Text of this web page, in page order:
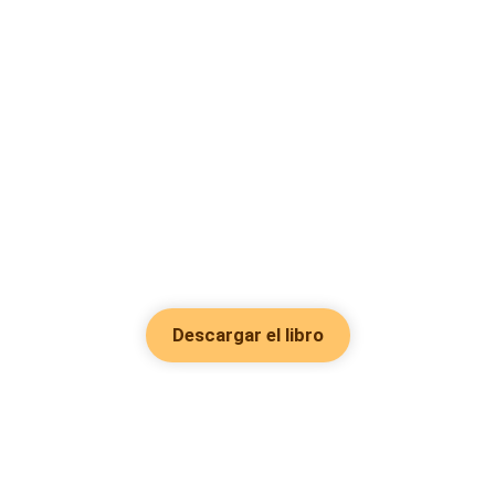
Descargar el libro